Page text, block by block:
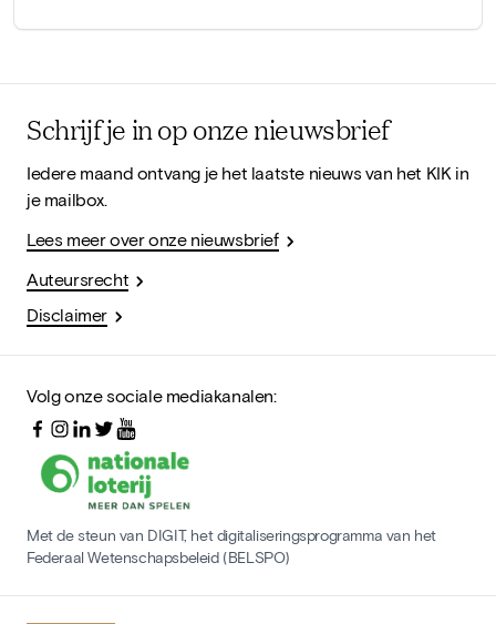
Schrijf je in op onze nieuwsbrief
Iedere maand ontvang je het laatste nieuws van het KIK in
je mailbox.
Lees meer over onze nieuwsbrief
Auteursrecht
Disclaimer
Volg onze sociale mediakanalen:
Met de steun van DIGIT, het digitaliseringsprogramma van het
Federaal Wetenschapsbeleid (BELSPO)